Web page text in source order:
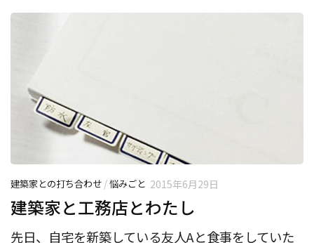
建築家との打ち合わせ /悩みごと 2015年6月29日
建築家と工務店とわたし
先日、自宅を新築している友人Aと食事をしていた